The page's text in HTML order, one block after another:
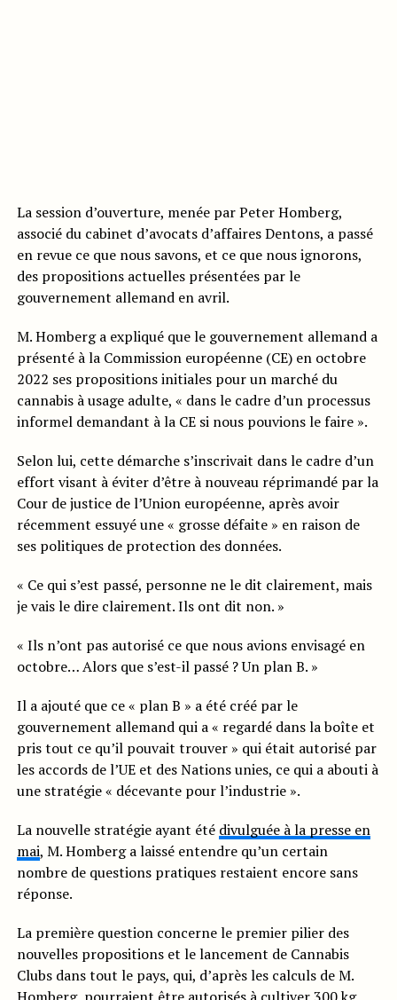
La session d’ouverture, menée par Peter Homberg,
associé du cabinet d’avocats d’affaires Dentons, a passé
en revue ce que nous savons, et ce que nous ignorons,
des propositions actuelles présentées par le
gouvernement allemand en avril.
M. Homberg a expliqué que le gouvernement allemand a
présenté à la Commission européenne (CE) en octobre
2022 ses propositions initiales pour un marché du
cannabis à usage adulte, « dans le cadre d’un processus
informel demandant à la CE si nous pouvions le faire ».
Selon lui, cette démarche s’inscrivait dans le cadre d’un
effort visant à éviter d’être à nouveau réprimandé par la
Cour de justice de l’Union européenne, après avoir
récemment essuyé une « grosse défaite » en raison de
ses politiques de protection des données.
« Ce qui s’est passé, personne ne le dit clairement, mais
je vais le dire clairement. Ils ont dit non. »
« Ils n’ont pas autorisé ce que nous avions envisagé en
octobre… Alors que s’est-il passé ? Un plan B. »
Il a ajouté que ce « plan B » a été créé par le
gouvernement allemand qui a « regardé dans la boîte et
pris tout ce qu’il pouvait trouver » qui était autorisé par
les accords de l’UE et des Nations unies, ce qui a abouti à
une stratégie « décevante pour l’industrie ».
La nouvelle stratégie ayant été divulguée à la presse en
mai, M. Homberg a laissé entendre qu’un certain
nombre de questions pratiques restaient encore sans
réponse.
La première question concerne le premier pilier des
nouvelles propositions et le lancement de Cannabis
Clubs dans tout le pays, qui, d’après les calculs de M.